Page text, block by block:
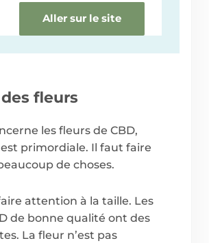
Aller sur le site
fleurs
les fleurs de CBD,
est primordiale. Il faut faire
de choses.
attention à la taille. Les
de bonne qualité ont des
La fleur n’est pas